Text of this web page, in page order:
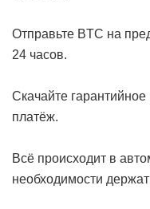
Отправьте BTC на
24 часов.
Скачайте
платёж.
Всё происходит в
необходимости